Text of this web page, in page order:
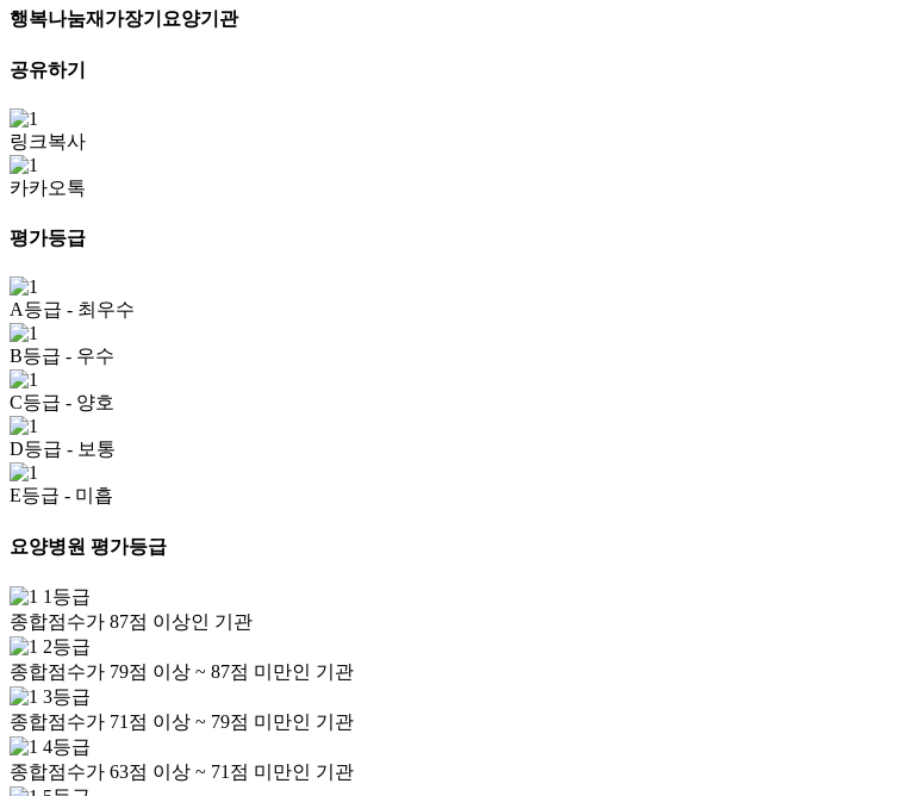
행복나눔재가장기요양기관
공유하기
링크복사
카카오톡
평가등급
A등급 - 최우수
B등급 - 우수
C등급 - 양호
D등급 - 보통
E등급 - 미흡
요양병원 평가등급
1등급
종합점수가 87점 이상인 기관
2등급
종합점수가 79점 이상 ~ 87점 미만인 기관
3등급
종합점수가 71점 이상 ~ 79점 미만인 기관
4등급
종합점수가 63점 이상 ~ 71점 미만인 기관